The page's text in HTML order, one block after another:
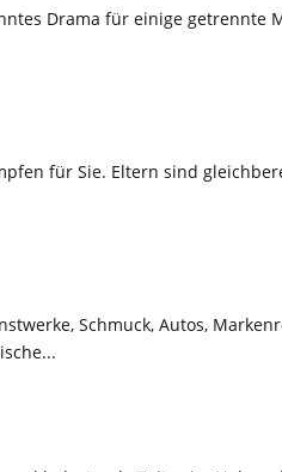
Drama für einige getrennte
für Sie. Eltern sind
Schmuck, Autos,